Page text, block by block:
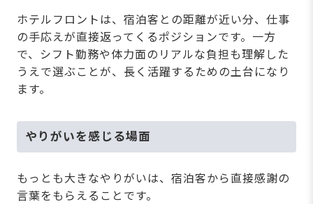
ホテルフロントは、宿泊客との距離が近い分、仕事
の手応えが直接返ってくるポジションです。一方
で、シフト勤務や体力面のリアルな負担も理解した
うえで選ぶことが、長く活躍するための土台になり
ます。
やりがいを感じる場面
もっとも大きなやりがいは、宿泊客から直接感謝の
言葉をもらえることです。